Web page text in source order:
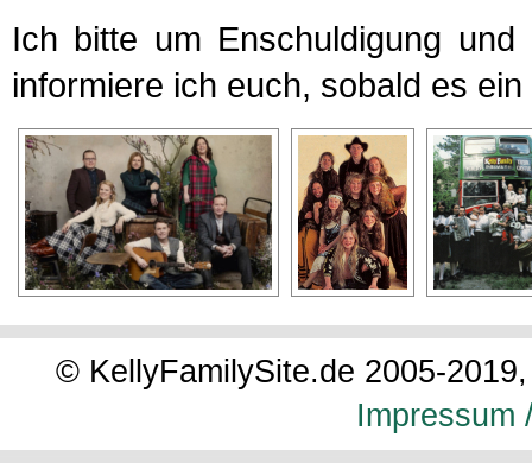
Ich bitte um Enschuldigung
informiere ich euch, sobald es
© KellyFamilySite.de 2005-
Impressum